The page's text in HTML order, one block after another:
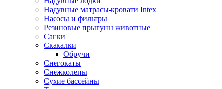
Надувные матрасы-кровати Intex
Насосы и фильтры
Резиновые прыгуны животные
Санки
Скакалки
Обручи
Снегокаты
Снежколепы
Сухие бассейны